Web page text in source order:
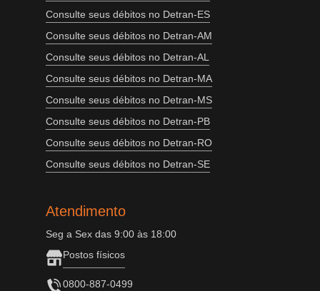
Consulte seus débitos no Detran-ES
Consulte seus débitos no Detran-AM
Consulte seus débitos no Detran-AL
Consulte seus débitos no Detran-MA
Consulte seus débitos no Detran-MS
Consulte seus débitos no Detran-PB
Consulte seus débitos no Detran-RO
Consulte seus débitos no Detran-SE
Atendimento
Seg a Sex das 9:00 às 18:00
Postos físicos
0800-887-0499